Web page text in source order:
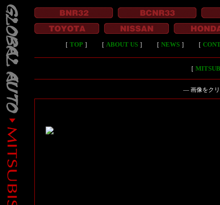
［ TOP］ ［ ABOUT US］ ［ NEWS］ ［
［
― 画像をク